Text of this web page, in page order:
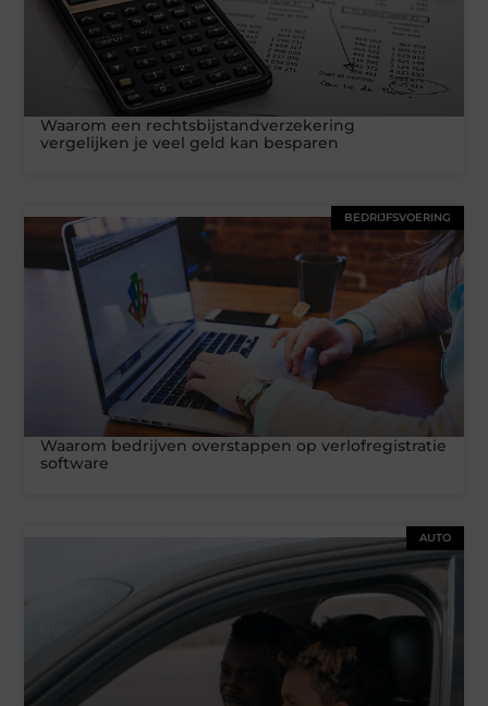
Waarom een rechtsbijstandverzekering
vergelijken je veel geld kan besparen
BEDRIJFSVOERING
Waarom bedrijven overstappen op verlofregistratie
software
AUTO